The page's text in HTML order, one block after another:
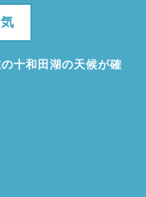
十和田湖の天候が確